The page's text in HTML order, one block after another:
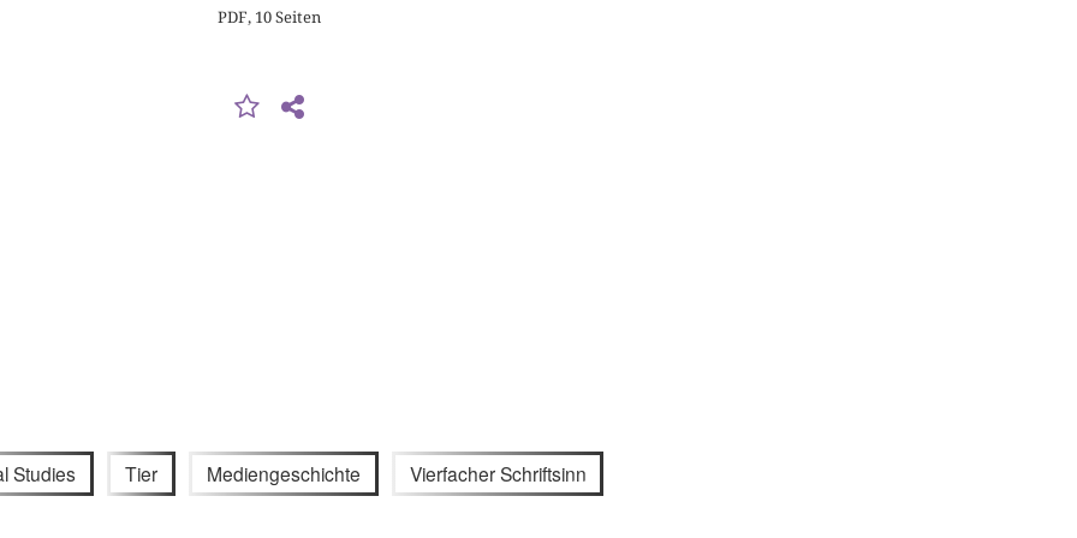
PDF, 10 Seiten
Studies Tier Mediengeschichte Vierfacher Schriftsinn